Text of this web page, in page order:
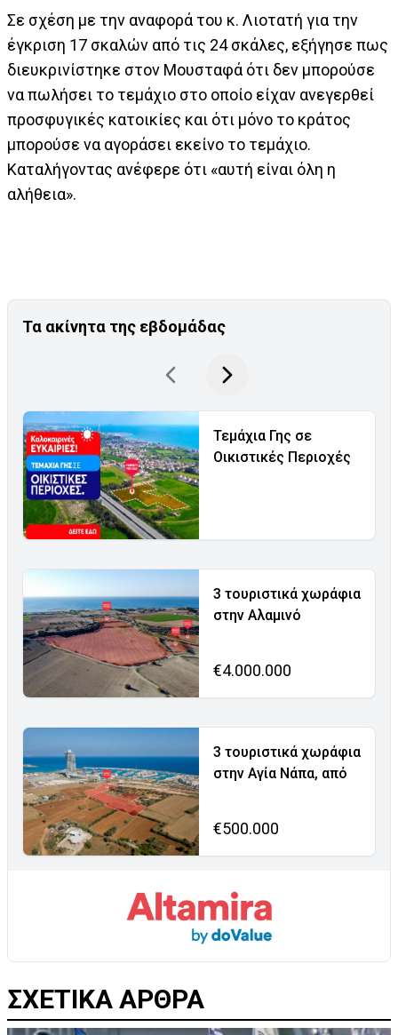
Σε σχέση με την αναφορά του κ. Λιοτατή για την
έγκριση 17 σκαλών από τις 24 σκάλες, εξήγησε πως
διευκρινίστηκε στον Μουσταφά ότι δεν μπορούσε
να πωλήσει το τεμάχιο στο οποίο είχαν ανεγερθεί
προσφυγικές κατοικίες και ότι μόνο το κράτος
μπορούσε να αγοράσει εκείνο το τεμάχιο.
Καταλήγοντας ανέφερε ότι «αυτή είναι όλη η
αλήθεια».
Τα ακίνητα της εβδομάδας
Τεμάχια Γης σε
Οικιστικές Περιοχές
3 τουριστικά χωράφια
στην Αλαμινό
€4.000.000
3 τουριστικά χωράφια
στην Αγία Νάπα, από
€500.000
ΣΧΕΤΙΚΑ ΑΡΘΡΑ